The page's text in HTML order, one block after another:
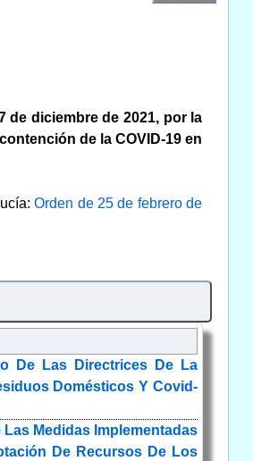
de diciembre de 2021, por la
de la COVID-19 en
Orden de 25 de febrero de
De Las Directrices De La
Domésticos Y Covid-
Medidas Implementadas
De Recursos De Los